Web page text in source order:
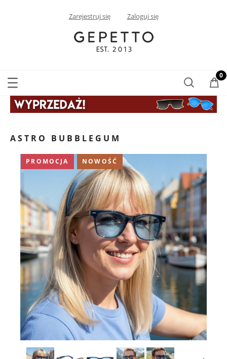
Zarejestruj się Zaloguj się
ASTRO BUBBLEGUM
PROMOCJA NOWOŚĆ